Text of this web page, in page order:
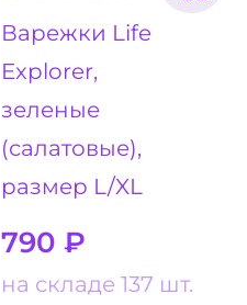
Варежки Life
Explorer,
зеленые
(салатовые),
размер L/XL
790 ₽
на складе 137 шт.